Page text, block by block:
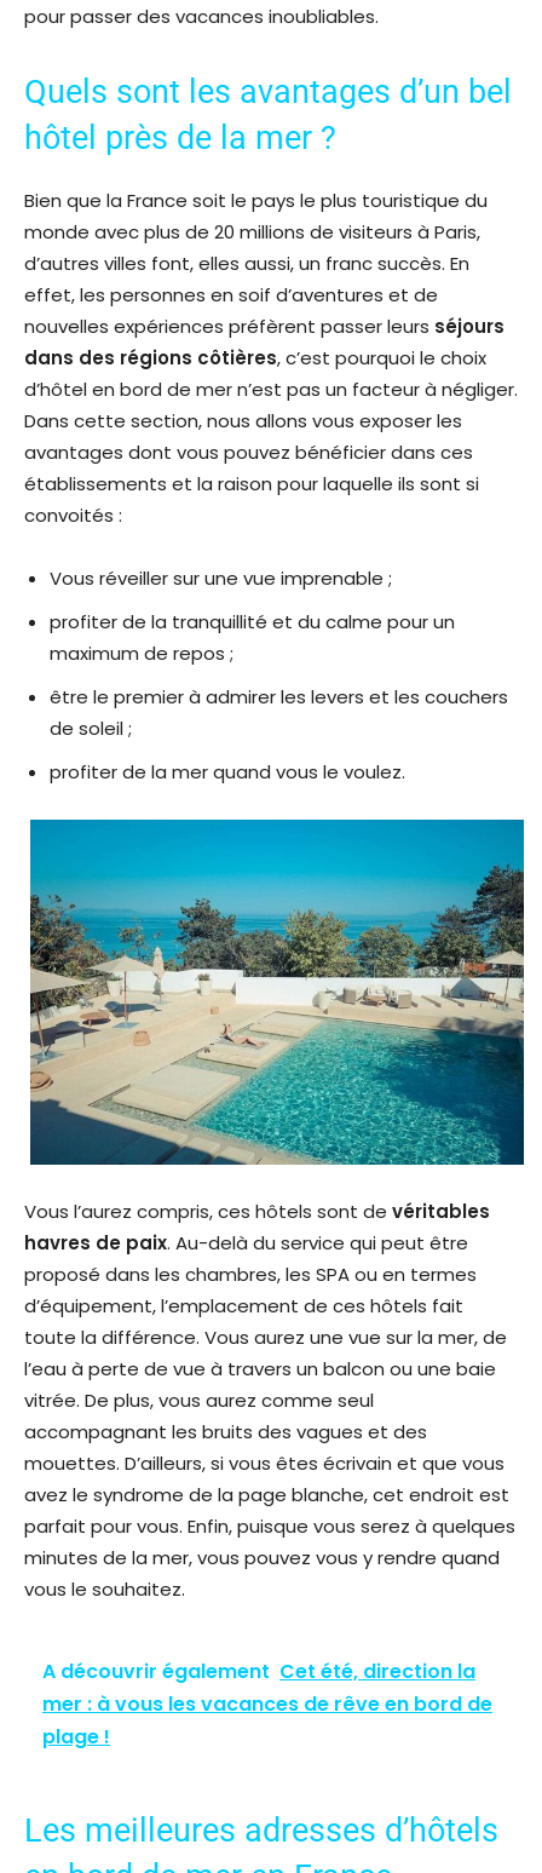
pour passer des vacances inoubliables.
Quels sont les avantages d’un bel
hôtel près de la mer ?
Bien que la France soit le pays le plus touristique du
monde avec plus de 20 millions de visiteurs à Paris,
d’autres villes font, elles aussi, un franc succès. En
effet, les personnes en soif d’aventures et de
nouvelles expériences préfèrent passer leurs séjours
dans des régions côtières, c’est pourquoi le choix
d’hôtel en bord de mer n’est pas un facteur à négliger.
Dans cette section, nous allons vous exposer les
avantages dont vous pouvez bénéficier dans ces
établissements et la raison pour laquelle ils sont si
convoités :
Vous réveiller sur une vue imprenable ;
profiter de la tranquillité et du calme pour un
maximum de repos ;
être le premier à admirer les levers et les couchers
de soleil ;
profiter de la mer quand vous le voulez.
Vous l’aurez compris, ces hôtels sont de véritables
havres de paix. Au-delà du service qui peut être
proposé dans les chambres, les SPA ou en termes
d’équipement, l’emplacement de ces hôtels fait
toute la différence. Vous aurez une vue sur la mer, de
l’eau à perte de vue à travers un balcon ou une baie
vitrée. De plus, vous aurez comme seul
accompagnant les bruits des vagues et des
mouettes. D’ailleurs, si vous êtes écrivain et que vous
avez le syndrome de la page blanche, cet endroit est
parfait pour vous. Enfin, puisque vous serez à quelques
minutes de la mer, vous pouvez vous y rendre quand
vous le souhaitez.
A découvrir également Cet été, direction la
mer : à vous les vacances de rêve en bord de
plage !
Les meilleures adresses d’hôtels